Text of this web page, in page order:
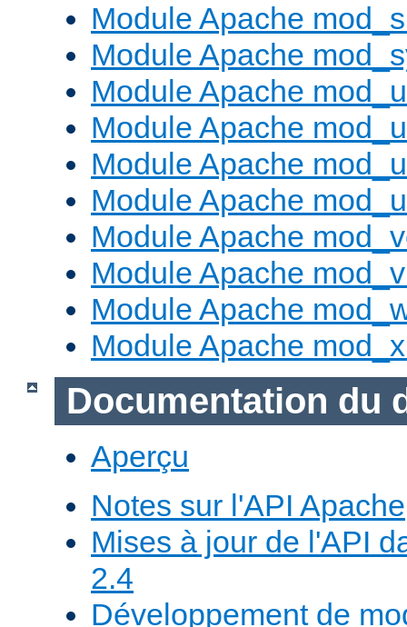
Module Apache
Module Apache
Module Apache
Module Apache
Module Apache
Module Apache
Module Apache
Module Apache
Module Apache
Module Apache
Documentation du
Aperçu
Notes sur l'API Apache
Mises à jour de l'API
2.4
Développement de